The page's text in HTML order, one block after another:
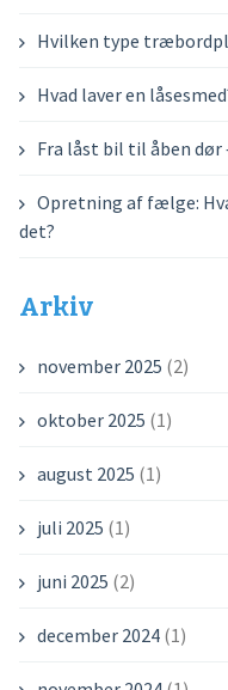
Hvilken type
Hvad laver en
Fra låst bil til åben dør
Opretning af fælge:
det?
Arkiv
november 2025 (2)
oktober 2025 (1)
august 2025 (1)
juli 2025 (1)
juni 2025 (2)
december 2024(1)